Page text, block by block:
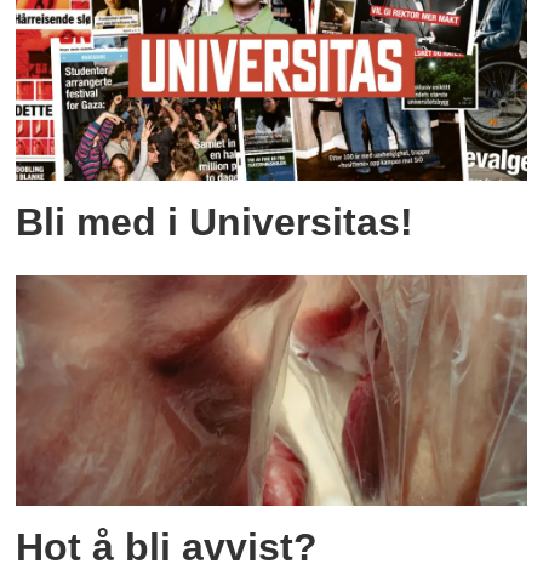
Bli med i Universitas!
Hot å bli avvist?